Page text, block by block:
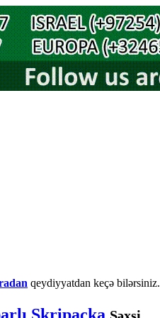
qeydiyyatdan keçə bilərsiniz.